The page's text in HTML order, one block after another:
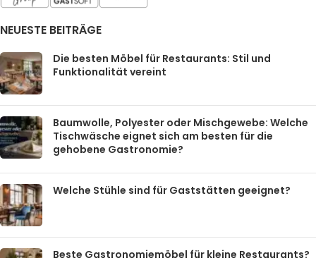
NEUESTE BEITRÄGE
Die besten Möbel für Restaurants: Stil und
Funktionalität vereint
Baumwolle, Polyester oder Mischgewebe: Welche
Tischwäsche eignet sich am besten für die
gehobene Gastronomie?
Welche Stühle sind für Gaststätten geeignet?
Beste Gastronomiemöbel für kleine Restaurants?